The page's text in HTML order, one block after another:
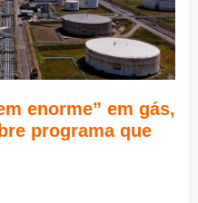
enorme” em gás,
programa que